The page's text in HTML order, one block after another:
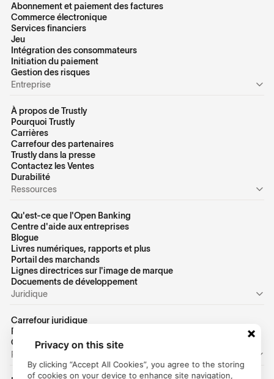
Abonnement et paiement des factures
Commerce électronique
Services financiers
Jeu
Intégration des consommateurs
Initiation du paiement
Gestion des risques
Entreprise
À propos de Trustly
Pourquoi Trustly
Carrières
Carrefour des partenaires
Trustly dans la presse
Contactez les Ventes
Durabilité
Ressources
Qu'est-ce que l'Open Banking
Centre d'aide aux entreprises
Blogue
Livres numériques, rapports et plus
Portail des marchands
Lignes directrices sur l'image de marque
Docuements de développement
Juridique
Carrefour juridique
Politique de confidentialité des États-Unis
Conditions d'utilisation des États-Unis
Personnel
Privacy on this site
By clicking “Accept All Cookies”, you agree to the storing
of cookies on your device to enhance site navigation,